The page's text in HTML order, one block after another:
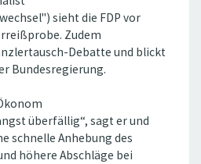
sieht die FDP vor
Zudem
Debatte und blickt
Bundesregierung.
überfällig“, sagt er und
schnelle Anhebung des
höhere Abschläge bei